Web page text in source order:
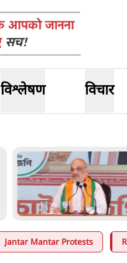
विश्लेषण विचार
Jantar Mantar Protests